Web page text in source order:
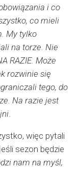
i co
co mieli
My tylko
na torze. Nie
RAZIE. Może
rozwinie się
tego, do
Na razie jest
.
więc pytali
sezon będzie
nam na myśl,